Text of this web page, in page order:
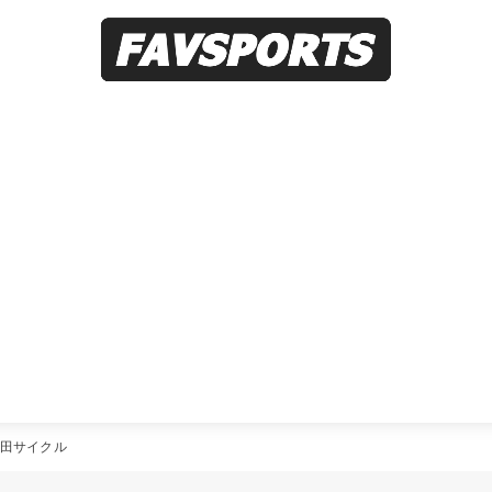
サイクル